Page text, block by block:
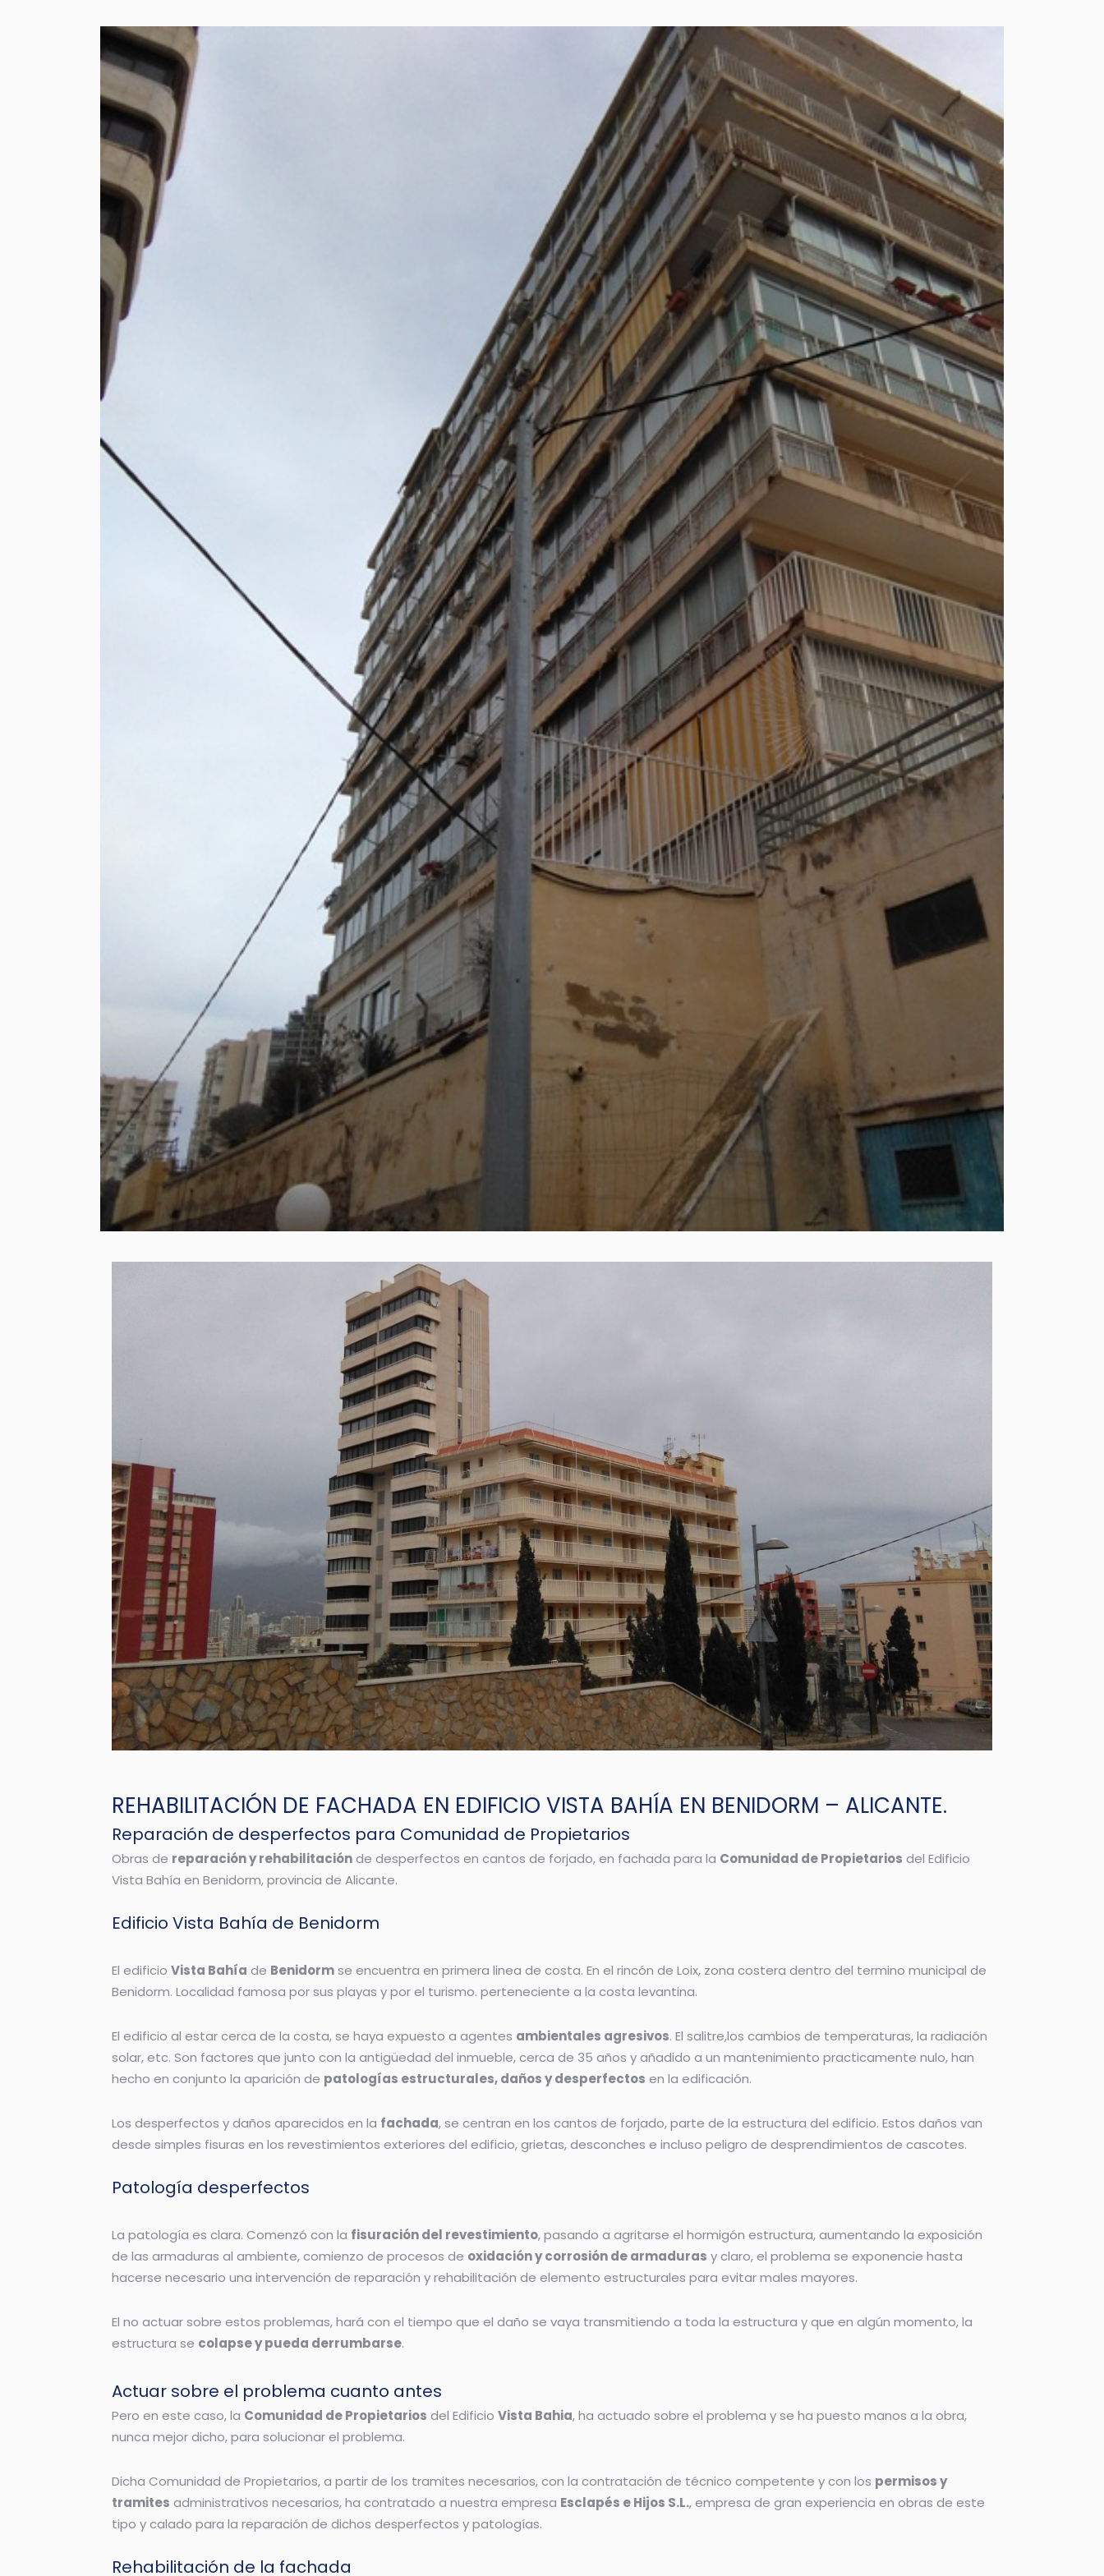
REHABILITACIÓN DE FACHADA EN EDIFICIO VISTA BAHÍA EN BENIDORM – ALICANTE.
Reparación de desperfectos para Comunidad de Propietarios
Obras de reparación y rehabilitaciónde desperfectos en cantos de forjado, en fachada para la Comunidad de Propietarios del Edificio
Vista Bahía en Benidorm, provincia de Alicante.
Edificio Vista Bahía de Benidorm
El edificio Vista Bahía de Benidormse encuentra en primera linea de costa. En el rincón de Loix, zona costera dentro del termino municipal de
Benidorm. Localidad famosa por sus playas y por el turismo. perteneciente a la costa levantina.
El edificio al estar cerca de la costa, se haya expuesto a agentes ambientales agresivos. El salitre,los cambios de temperaturas, la radiación
solar, etc. Son factores que junto con la antigüedad del inmueble, cerca de 35 años y añadido a un mantenimiento practicamente nulo, han
hecho en conjunto la aparición de patologías estructurales, daños y desperfectos en la edificación.
Los desperfectos y daños aparecidos en la fachada, se centran en los cantos de forjado, parte de la estructura del edificio. Estos daños van
desde simples fisuras en los revestimientos exteriores del edificio, grietas, desconches e incluso peligro de desprendimientos de cascotes.
Patología desperfectos
La patología es clara. Comenzó con la fisuración del revestimiento, pasando a agritarse el hormigón estructura, aumentando la exposición
de las armaduras al ambiente, comienzo de procesos de oxidación y corrosión de armaduras y claro, el problema se exponencie hasta
hacerse necesario una intervención de reparación y rehabilitación de elemento estructurales para evitar males mayores.
El no actuar sobre estos problemas, hará con el tiempo que el daño se vaya transmitiendo a toda la estructura y que en algún momento, la
estructura se colapse y pueda derrumbarse.
Actuar sobre el problema cuanto antes
Pero en este caso, la Comunidad de Propietarios del Edificio Vista Bahia, ha actuado sobre el problema y se ha puesto manos a la obra,
nunca mejor dicho, para solucionar el problema.
Dicha Comunidad de Propietarios, a partir de los tramites necesarios, con la contratación de técnico competente y con los permisos y
tramites administrativos necesarios, ha contratado a nuestra empresa Esclapés e Hijos S.L., empresa de gran experiencia en obras de este
tipo y calado para la reparación de dichos desperfectos y patologías.
Rehabilitación de la fachada